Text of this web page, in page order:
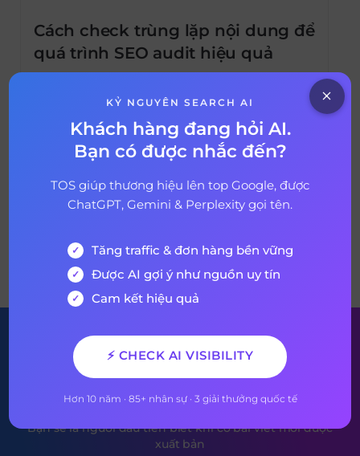
22 tháng 7, 2020 6 years ago
Cách check trùng lặp nội dung để
quá trình SEO audit hiệu quả
trọng của việc SEO audit. Sau đây là tất cả
những gì bạn nên kiểm tra và làm thế nào
để thực hiện điều đó. Các vấn đề khác nhau
của content có thể gây tai họa cho một
trang từ các vấn đề nội dung […]
VỀ BÀI VIẾT
Đăng ký nhận bản tin của
chúng tôi
Bạn sẽ là người đầu tiên biết khi có bài viết mới được
xuất bản
KỶ NGUYÊN SEARCH AI
Khách hàng đang hỏi AI.
Bạn có được nhắc đến?
TOS giúp thương hiệu lên top Google, được
ChatGPT, Gemini & Perplexity gọi tên.
Tăng traffic & đơn hàng bền vững
Được AI gợi ý như nguồn uy tín
Cam kết hiệu quả
⚡ CHECK AI VISIBILITY
Hơn 10 năm · 85+ nhân sự · 3 giải thưởng quốc tế